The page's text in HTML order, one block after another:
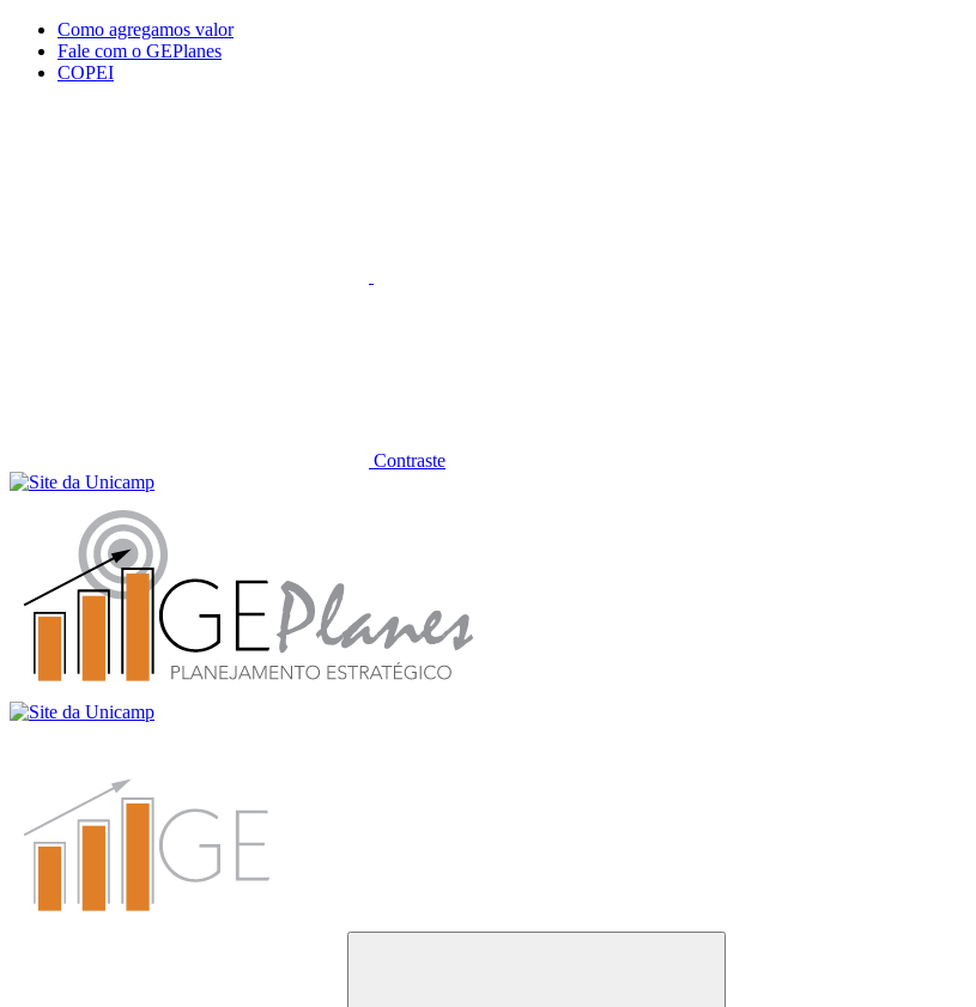
Conteúdo principal Menu principal
Como agregamos valor
Fale com o GEPlanes
COPEI
Contraste